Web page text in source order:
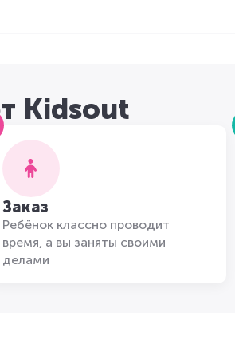
Kidsout
Заказ
Ребёнок классно проводит
время, а вы заняты своими
делами